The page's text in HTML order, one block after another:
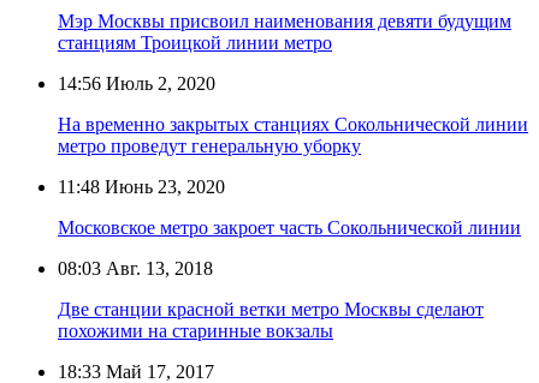
Мэр Москвы присвоил наименования девяти будущим
станциям Троицкой линии метро
14:56 Июль 2, 2020
На временно закрытых станциях Сокольнической линии
метро проведут генеральную уборку
11:48 Июнь 23, 2020
Московское метро закроет часть Сокольнической линии
08:03 Авг. 13, 2018
Две станции красной ветки метро Москвы сделают
похожими на старинные вокзалы
18:33 Май 17, 2017